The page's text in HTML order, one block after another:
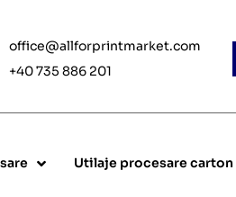
office@allforprintmarket.com
+40 735 886 201
Utilaje procesare carton